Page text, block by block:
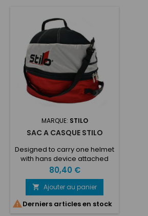
MARQUE: STILO
SAC A CASQUE STILO
Designed to carry one helmet
with hans device attached
Constructed of nylon and
neoprene
Prix
80,40 €
 Ajouter au panier
Derniers articles en stock